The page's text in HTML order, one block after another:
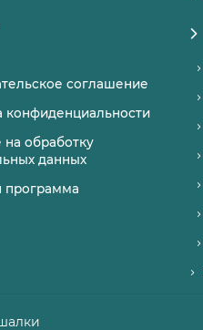
соглашение
конфиденциальности
на обработку
данных
программа